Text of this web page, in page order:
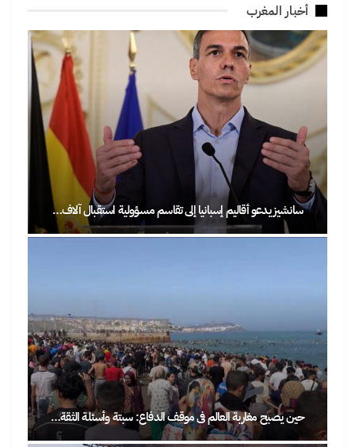
أخبار المغرب
سانشيز يدعو أقاليم إسبانيا إلى تقاسم مسؤولية استقبال آلاف…
حين يصبح مغاربة العالم في موقف الدفاع: سبتة وأسئلة الثقة…